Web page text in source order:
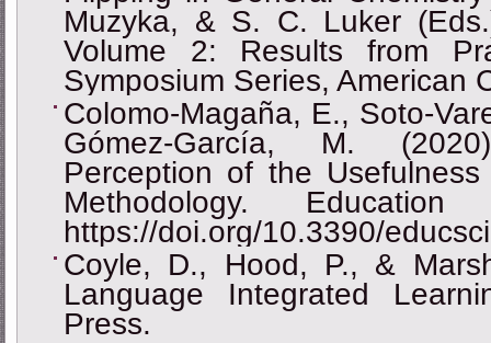
Muzyka, & S. C. Luker
Volume 2: Results from
Symposium Series, American
Colomo-Magaña, E., Soto-
Gómez-García, M.
Perception of the
Methodology.
https://doi.org/10.3390/
Coyle, D., Hood, P., &
Language Integrated
Press.